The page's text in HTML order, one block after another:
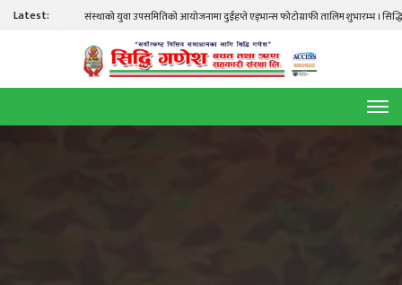
Latest: संस्थाको युवा उपसमितिको आयोजनामा दुईहप्ते एड्भान्स फोटोग्राफी तालिम शुभारम्भ । सिद्धि